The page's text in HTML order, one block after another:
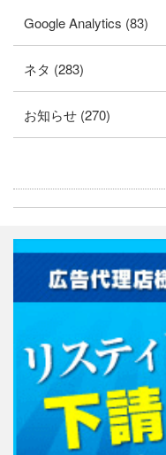
Google Analytics (83)
ネタ (283)
お知らせ (270)